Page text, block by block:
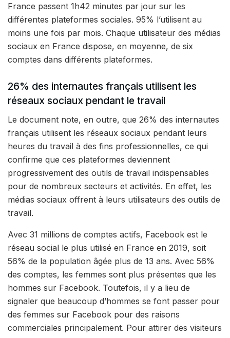
France passent 1h42 minutes par jour sur les
différentes plateformes sociales. 95% l’utilisent au
moins une fois par mois. Chaque utilisateur des médias
sociaux en France dispose, en moyenne, de six
comptes dans différents plateformes.
26% des internautes français utilisent les
réseaux sociaux pendant le travail
Le document note, en outre, que 26% des internautes
français utilisent les réseaux sociaux pendant leurs
heures du travail à des fins professionnelles, ce qui
confirme que ces plateformes deviennent
progressivement des outils de travail indispensables
pour de nombreux secteurs et activités. En effet, les
médias sociaux offrent à leurs utilisateurs des outils de
travail.
Avec 31 millions de comptes actifs, Facebook est le
réseau social le plus utilisé en France en 2019, soit
56% de la population âgée plus de 13 ans. Avec 56%
des comptes, les femmes sont plus présentes que les
hommes sur Facebook. Toutefois, il y a lieu de
signaler que beaucoup d’hommes se font passer pour
des femmes sur Facebook pour des raisons
commerciales principalement. Pour attirer des visiteurs